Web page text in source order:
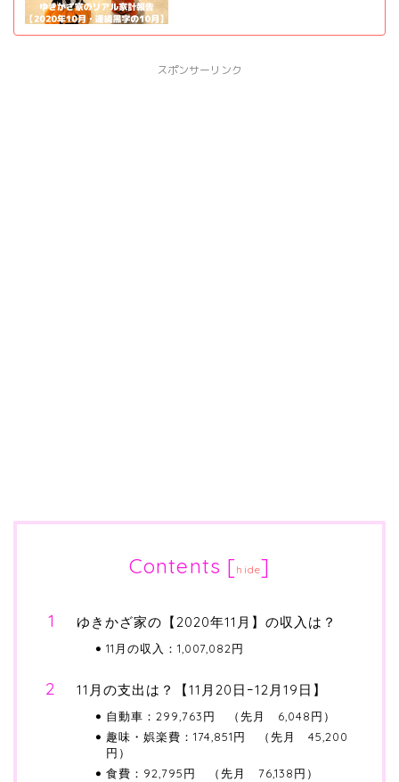
スポンサーリンク
Contents [hide]
ゆきかざ家の【2020年11月】の収入は？
11月の収入：1,007,082円
11月の支出は？【11月20日ｰ12月19日】
自動車：299,763円 （先月 6,048円）
趣味・娯楽費：174,851円 （先月 45,200
円）
食費：92,795円 （先月 76,138円）